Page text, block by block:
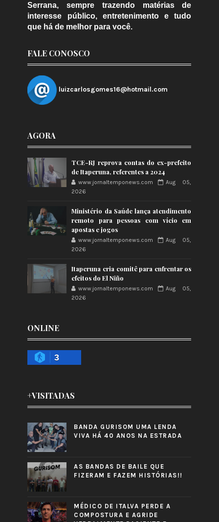
Serrana, sempre trazendo matérias de
interesse público, entretenimento e tudo
que há de melhor para você.
FALE CONOSCO
luizcarlosgomes16@hotmail.com
AGORA
TCE-RJ reprova contas do ex-prefeito
de Itaperuna, referentes a 2024
www.jornaltemponews.com
Aug 05,
2026
Ministério da Saúde lança atendimento
remoto para pessoas com vício em
apostas e jogos
www.jornaltemponews.com
Aug 05,
2026
Itaperuna cria comitê para enfrentar os
efeitos do El Niño
www.jornaltemponews.com
Aug 05,
2026
ONLINE
3
+VISITADAS
BANDA GURISOM UMA LENDA
VIVA HÁ 40 ANOS NA ESTRADA
AS BANDAS DE BAILE QUE
FIZERAM E FAZEM HISTÓRIAS!!
MÉDICO DE ITALVA PERDE A
COMPOSTURA E AGRIDE